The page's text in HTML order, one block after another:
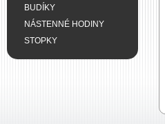
BUDÍKY
NÁSTENNÉ HODINY
STOPKY